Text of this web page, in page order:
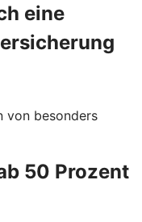
eine
von besonders
50 Prozent